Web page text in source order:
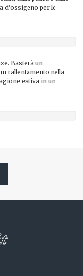
d'ossigeno per le
Basterà un
rallentamento nella
estiva in un